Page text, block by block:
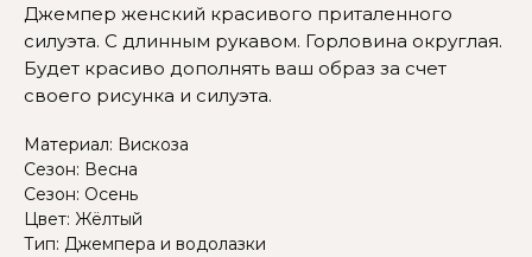
Джемпер женский красивого приталенного
силуэта. С длинным рукавом. Горловина округлая.
Будет красиво дополнять ваш образ за счет
своего рисунка и силуэта.
Материал: Вискоза
Сезон: Весна
Сезон: Осень
Цвет: Жёлтый
Тип: Джемпера и водолазки
Или напишите нам и мы
вам поможем!